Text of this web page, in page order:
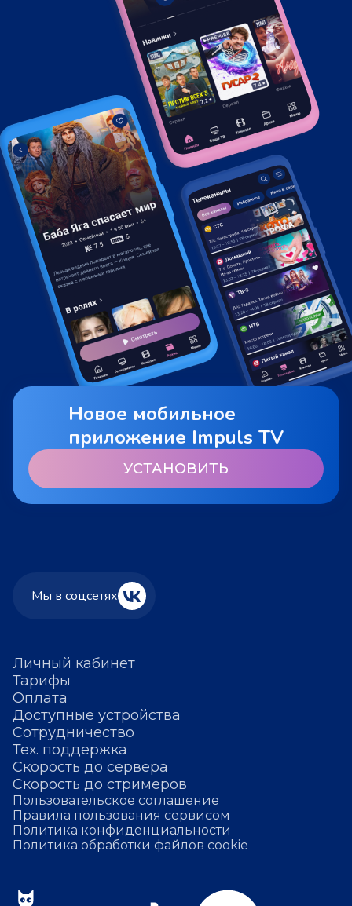
Новое мобильное
приложение Impuls TV
УСТАНОВИТЬ
Личный кабинет
Тарифы
Оплата
Доступные устройства
Сотрудничество
Тех. поддержка
Скорость до сервера
Скорость до стримеров
Пользовательское соглашение
Правила пользования сервисом
Политика конфиденциальности
Политика обработки файлов cookie
Мы в соцсетях